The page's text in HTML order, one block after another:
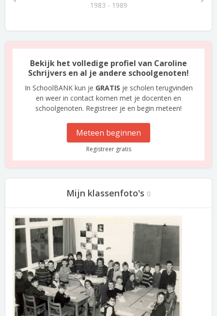
1983 - 1989
Bekijk het volledige profiel van Caroline
Schrijvers en al je andere schoolgenoten!
In SchoolBANK kun je GRATIS je scholen terugvinden
en weer in contact komen met je docenten en
schoolgenoten. Registreer je en begin meteen!
Meteen beginnen
Registreer gratis
Mijn klassenfoto's 0